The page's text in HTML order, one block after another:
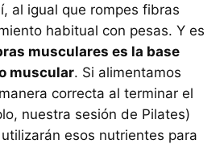
al igual que rompes fibras
habitual con pesas. Y es
musculares es la base
muscular. Si alimentamos
correcta al terminar el
nuestra sesión de Pilates)
esos nutrientes para